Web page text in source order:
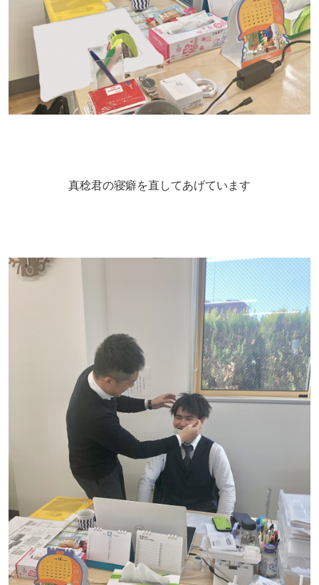
真稔君の寝癖を直してあげています